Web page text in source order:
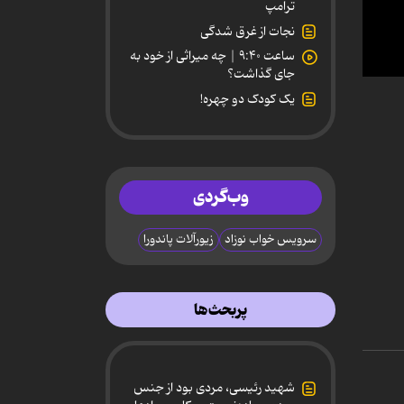
0
ترامپ
نجات از غرق شدگی
ساعت ۹:۴۰ | چه میراثی از خود به
جای گذاشت؟
یک کودک دو چهره!
وب‌گردی
سرویس خواب نوزاد زیورآلات پاندورا
پربحث‌ها
شهید رئیسی، مردی بود از جنس